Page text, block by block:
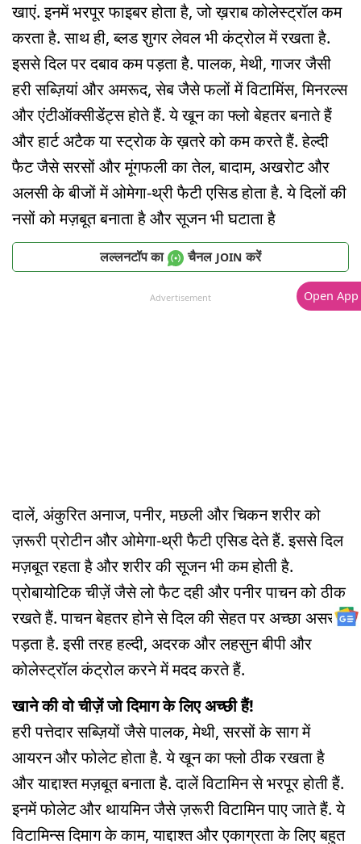
खाएं. इनमें भरपूर फाइबर होता है, जो ख़राब कोलेस्ट्रॉल कम
करता है. साथ ही, ब्लड शुगर लेवल भी कंट्रोल में रखता है.
इससे दिल पर दबाव कम पड़ता है. पालक, मेथी, गाजर जैसी
हरी सब्ज़ियां और अमरूद, सेब जैसे फलों में विटामिंस, मिनरल्स
और एंटीऑक्सीडेंट्स होते हैं. ये खून का फ्लो बेहतर बनाते हैं
और हार्ट अटैक या स्ट्रोक के ख़तरे को कम करते हैं. हेल्दी
फैट जैसे सरसों और मूंगफली का तेल, बादाम, अखरोट और
अलसी के बीजों में ओमेगा-थ्री फैटी एसिड होता है. ये दिलों की
नसों को मज़बूत बनाता है और सूजन भी घटाता है
लल्लनटॉप का चैनल JOIN करें
Advertisement
दालें, अंकुरित अनाज, पनीर, मछली और चिकन शरीर को
ज़रूरी प्रोटीन और ओमेगा-थ्री फैटी एसिड देते हैं. इससे दिल
मज़बूत रहता है और शरीर की सूजन भी कम होती है.
प्रोबायोटिक चीज़ें जैसे लो फैट दही और पनीर पाचन को ठीक
रखते हैं. पाचन बेहतर होने से दिल की सेहत पर अच्छा असर
पड़ता है. इसी तरह हल्दी, अदरक और लहसुन बीपी और
कोलेस्ट्रॉल कंट्रोल करने में मदद करते हैं.
खाने की वो चीज़ें जो दिमाग के लिए अच्छी हैं!
हरी पत्तेदार सब्ज़ियों जैसे पालक, मेथी, सरसों के साग में
आयरन और फोलेट होता है. ये खून का फ्लो ठीक रखता है
और याद्दाश्त मज़बूत बनाता है. दालें विटामिन से भरपूर होती हैं.
इनमें फोलेट और थायमिन जैसे ज़रूरी विटामिन पाए जाते हैं. ये
विटामिन्स दिमाग के काम, याद्दाश्त और एकाग्रता के लिए बहुत
Open App